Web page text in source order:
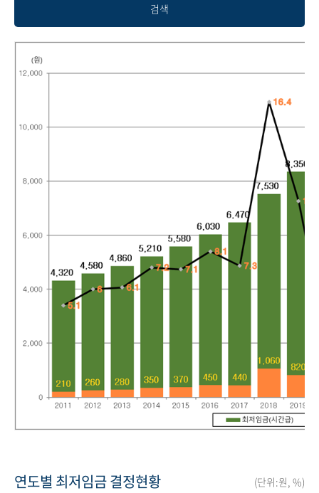
검색
연도별 최저임금 결정현황 (단위:원, %)